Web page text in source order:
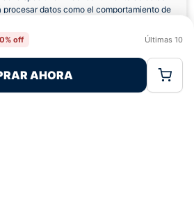
datos como el comportamiento de
afectar negativamente a ciertas
Política de Privacidad
off Últimas 10
AHORA
Devolución 7 Días
Ofertas Sin Límites